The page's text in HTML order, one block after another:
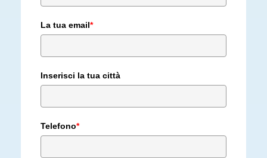
La tua email*
Inserisci la tua città
Telefono*